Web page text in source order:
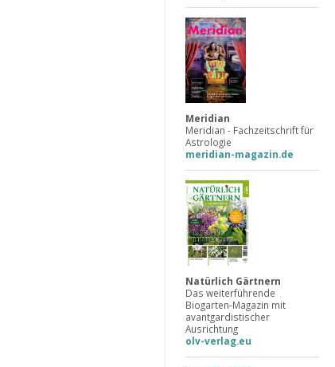
Meridian
Meridian - Fachzeitschrift für
Astrologie
meridian-magazin.de
Natürlich Gärtnern
Das weiterführende
Biogarten-Magazin mit
avantgardistischer
Ausrichtung
olv-verlag.eu